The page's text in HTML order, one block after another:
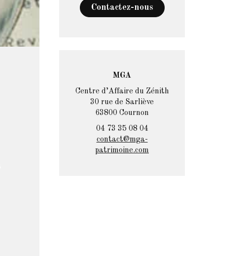
Contactez-nous
MGA
Centre d’Affaire du Zénith
30 rue de Sarliève
63800 Cournon
04 73 35 08 04
contact@mga-
patrimoine.com